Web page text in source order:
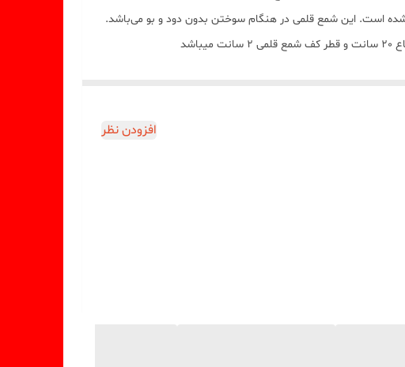
شده است. این شمع قلمی در هنگام سوختن بدون دود و بو می‌باشد.
افزودن نظر